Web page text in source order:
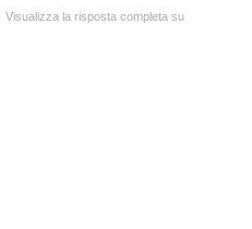
Visualizza la risposta completa su